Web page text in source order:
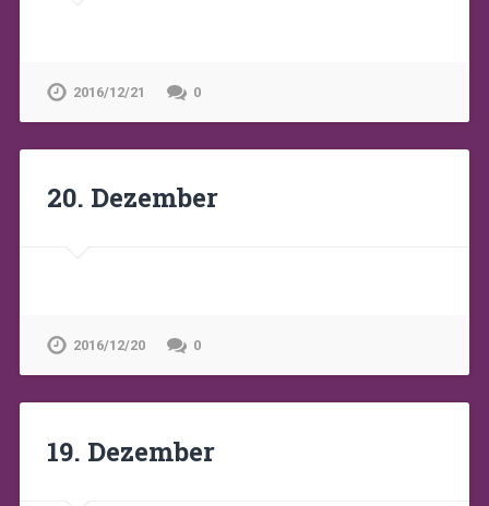
2016/12/21 0
20. Dezember
2016/12/20 0
19. Dezember